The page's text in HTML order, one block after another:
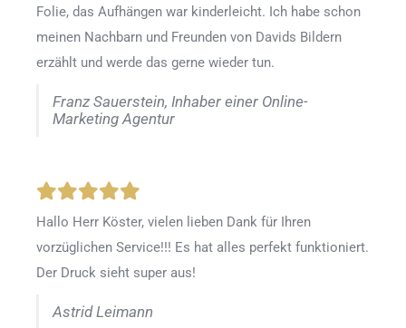
Folie, das Aufhängen war kinderleicht. Ich habe schon
meinen Nachbarn und Freunden von Davids Bildern
erzählt und werde das gerne wieder tun.
Franz Sauerstein, Inhaber einer Online-
Marketing Agentur
Hallo Herr Köster, vielen lieben Dank für Ihren
vorzüglichen Service!!! Es hat alles perfekt funktioniert.
Der Druck sieht super aus!
Astrid Leimann